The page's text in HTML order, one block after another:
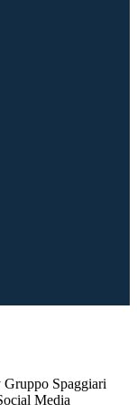
Spaggiari
Media